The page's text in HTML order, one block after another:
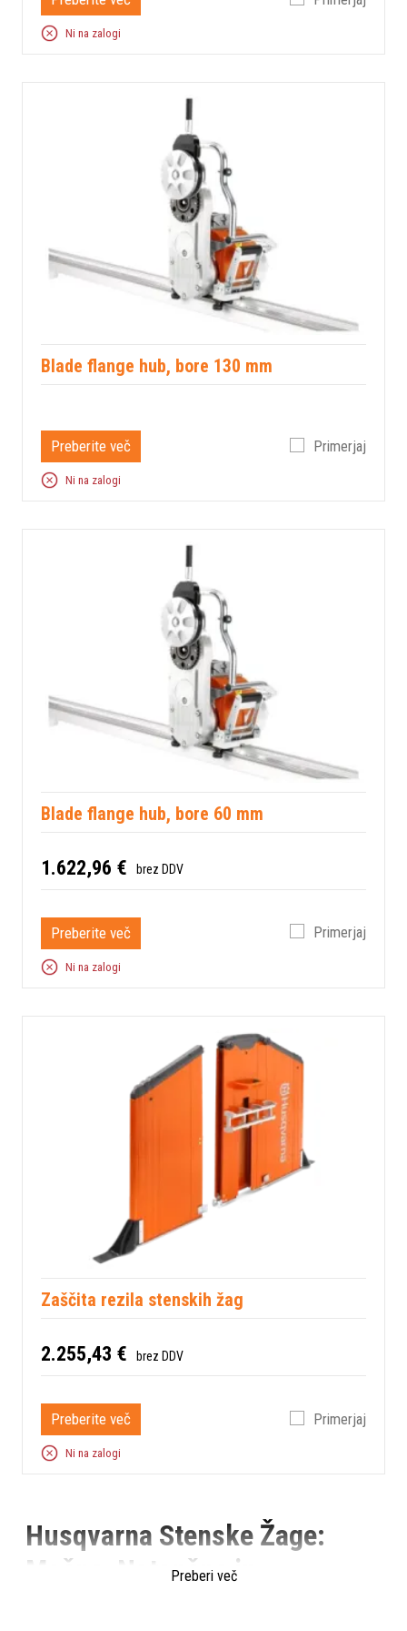
Ni na zalogi
Blade flange hub, bore 130 mm
Preberite več Primerjaj
Ni na zalogi
Blade flange hub, bore 60 mm
1.622,96 € brez DDV
Preberite več Primerjaj
Ni na zalogi
Zaščita rezila stenskih žag
2.255,43 € brez DDV
Preberite več Primerjaj
Ni na zalogi
Husqvarna Stenske Žage:
Močne, Natančne in
Preberi več